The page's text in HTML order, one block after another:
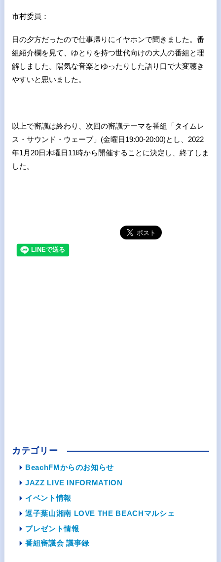
市村委員：
日の夕方だったので仕事帰りにイヤホンで聞きました。番
組紹介欄を見て、ゆとりを持つ世代向けの大人の番組と理
解しました。陽気な音楽とゆったりした語り口で大変聴き
やすいと思いました。
以上で審議は終わり、次回の審議テーマを番組「タイムレ
ス・サウンド・ウェーブ」 (金曜日19:00-20:00)とし、 2022
年1 月 20日木曜日11時から開催することに決定し、終了しま
した。
カテゴリー
BeachFMからのお知らせ
JAZZ LIVE INFORMATION
イベント情報
逗子葉山湘南 LOVE THE BEACHマルシェ
プレゼント情報
番組審議会 議事録